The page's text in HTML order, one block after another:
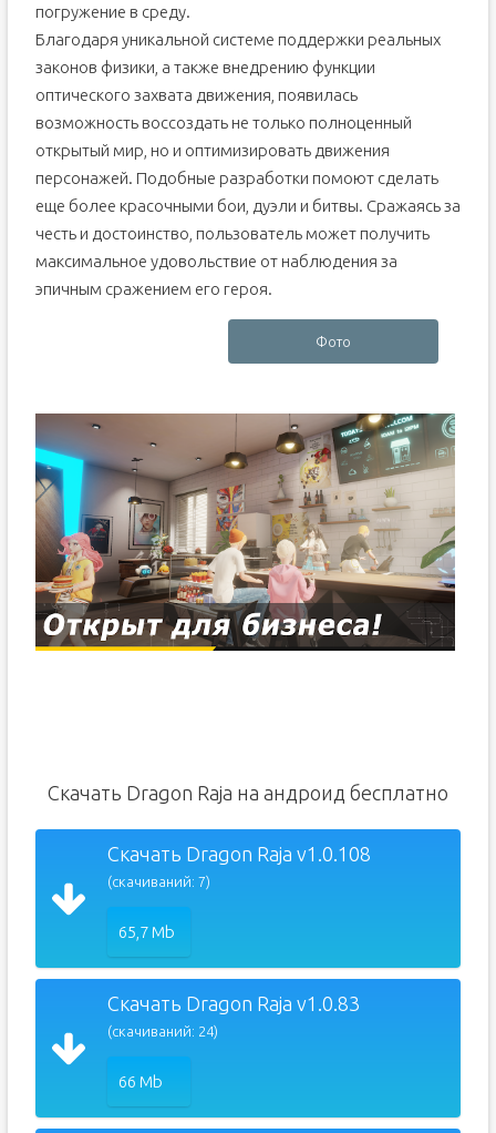
погружение в среду.
Благодаря уникальной системе поддержки реальных
законов физики, а также внедрению функции
оптического захвата движения, появилась
возможность воссоздать не только полноценный
открытый мир, но и оптимизировать движения
персонажей. Подобные разработки помоют сделать
еще более красочными бои, дуэли и битвы. Сражаясь за
честь и достоинство, пользователь может получить
максимальное удовольствие от наблюдения за
эпичным сражением его героя.
Фото
Скачать Dragon Raja на андроид бесплатно
Скачать Dragon Raja v1.0.108
(скачиваний: 7)
65,7 Mb
Скачать Dragon Raja v1.0.83
(скачиваний: 24)
66 Mb